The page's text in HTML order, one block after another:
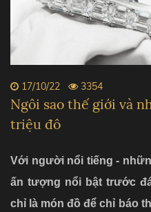
17/10/22 3354
Ngôi sao thế giới và
triệu đô
Với người nổi tiếng -
ấn tượng nổi bật trước
chỉ là món đồ để chỉ báo